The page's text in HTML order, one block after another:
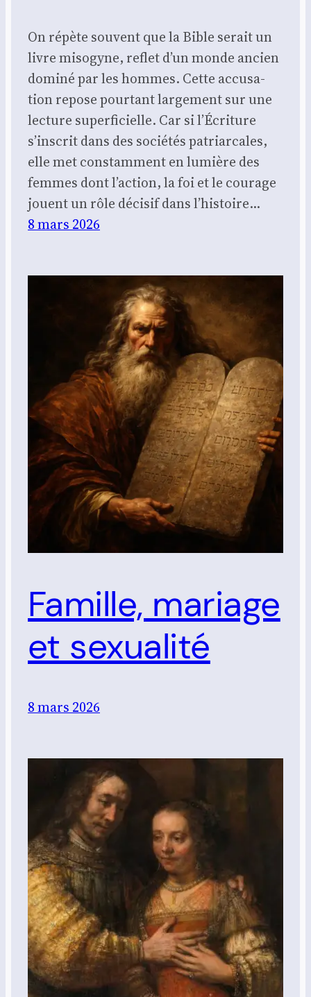
On répète sou­vent que la Bible serait un
livre miso­gyne, reflet d’un monde ancien
domi­né par les hommes. Cette accu­sa­
tion repose pour­tant lar­ge­ment sur une
lec­ture super­fi­cielle. Car si l’Écriture
s’inscrit dans des socié­tés patriar­cales,
elle met constam­ment en lumière des
femmes dont l’action, la foi et le cou­rage
jouent un rôle déci­sif dans l’histoire…
8 mars 2026
Famille, mariage
et sexualité
8 mars 2026